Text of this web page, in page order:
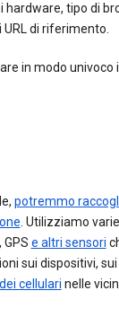
tipo di
di riferimento.
in modo univoco
potremmo
. Utilizziamo
e altri sensori
sui dispositivi, sui
cellulari nelle